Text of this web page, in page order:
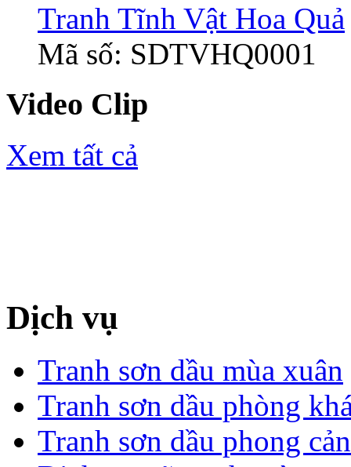
Tranh Tĩnh Vật Hoa Quả
Mã số: SDTVHQ0001
Video Clip
Xem tất cả
Dịch vụ
Tranh sơn dầu mùa xuân
Tranh sơn dầu phòng
Tranh sơn dầu phong